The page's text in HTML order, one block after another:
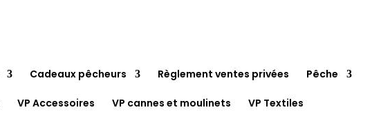
Cadeaux pêcheurs Règlement ventes privées Pêche
VP Accessoires VP cannes et moulinets VP Textiles